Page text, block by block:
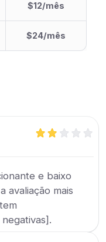
$12/mês
$24/mês
e baixo
avaliação mais